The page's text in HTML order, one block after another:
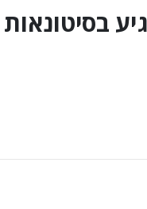
*מגיע בסיטונאות